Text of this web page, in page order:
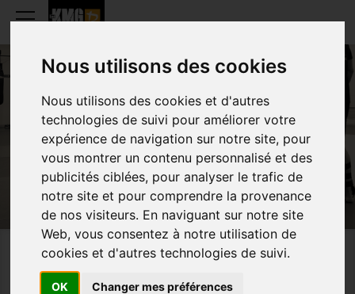
Nous utilisons des cookies
Nous utilisons des cookies et d'autres
technologies de suivi pour améliorer votre
expérience de navigation sur notre site, pour
vous montrer un contenu personnalisé et des
publicités ciblées, pour analyser le trafic de
notre site et pour comprendre la provenance
de nos visiteurs. En naviguant sur notre site
Web, vous consentez à notre utilisation de
cookies et d'autres technologies de suivi.
OK Changer mes préférences
BIOGRAPHIES
Shop
Contact Fr Nl